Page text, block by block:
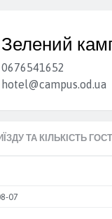
Зелений
0676541652
hotel@campus.od.ua
ТА КІЛЬКІСТЬ